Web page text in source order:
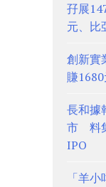
孖展
元、比
創新實
賺
長和據
市 料
IPO
「羊